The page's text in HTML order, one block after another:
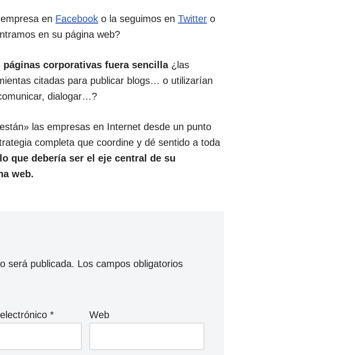
en Facebook o la seguimos enTwitter o
en su página web?
corporativas fuera sencilla¿las
citadas para publicar blogs… o utilizarían
dialogar…?
las empresas en Internet desde un punto
completa que coordine y dé sentido a toda
que debería ser el eje central de su
web.
será publicada. Los campos obligatorios
* Web